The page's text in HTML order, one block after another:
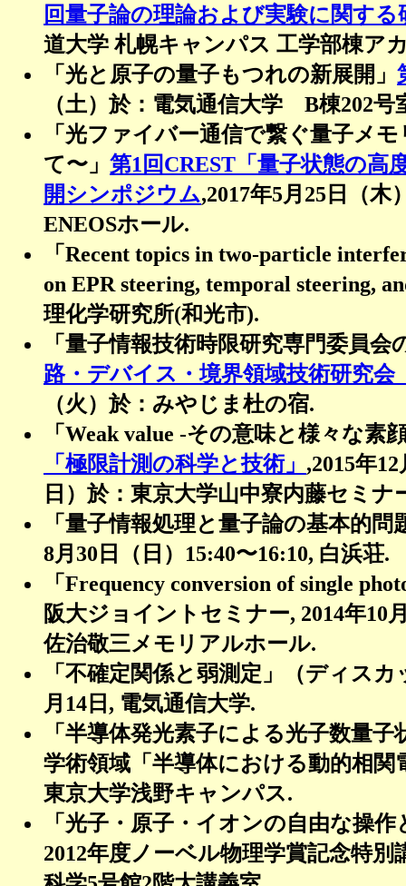
回量子論の理論および実験に関す
道大学 札幌キャンパス 工学部棟ア
「光と原子の量子もつれの新展開」
（土）於：電気通信大学 B棟202号
「光ファイバー通信で繋ぐ量子メ
て〜」 第1回CREST「量子状態の高
開シンポジウム,2017年5月25日（
ENEOSホール.
「Recent topics in two-particle
on EPR steering, temporal steering,
理化学研究所(和光市).
「量子情報技術時限研究専門委員
路・デバイス・境界領域技術研究
（火）於：みやじま杜の宿.
「Weak value -その意味と様々な素
「極限計測の科学と技術」 ,2015年
日）於：東京大学山中寮内藤セミナ
「量子情報処理と量子論の基本的問
8月30日（日）15:40〜16:10, 白浜荘.
「Frequency conversion of single
阪大ジョイントセミナー, 2014年10
佐治敬三メモリアルホール.
「不確定関係と弱測定」（ディス
月14日, 電気通信大学.
「半導体発光素子による光子数量
学術領域「半導体における動的相関
東京大学浅野キャンパス.
「光子・原子・イオンの自由な操
2012年度ノーベル物理学賞記念特別